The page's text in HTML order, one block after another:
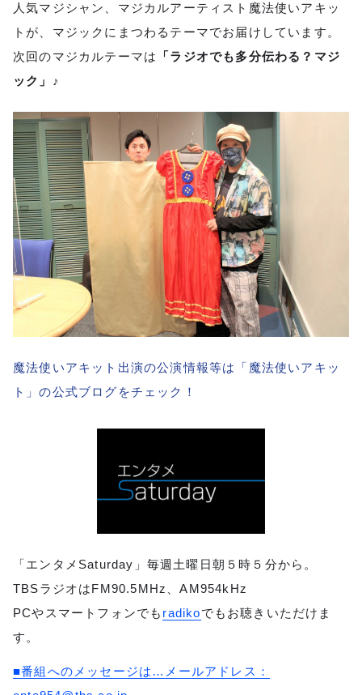
人気マジシャン、マジカルアーティスト魔法使いアキッ
トが、マジックにまつわるテーマでお届けしています。
次回のマジカルテーマは
「ラジオでも多分伝わる？マジ
ック」♪
魔法使いアキット出演の公演情報等は「魔法使いアキッ
ト」の公式ブログをチェック！
「エンタメSaturday」毎週土曜日朝５時５分から。
TBSラジオはFM90.5MHz、AM954kHz
PCやスマートフォンでも radikoでもお聴きいただけま
す。
■番組へのメッセージは…メールアドレス：